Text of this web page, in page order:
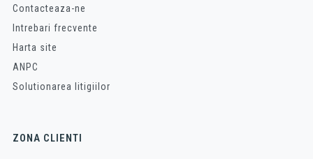
Contacteaza-ne
Intrebari frecvente
Harta site
ANPC
Solutionarea litigiilor
ZONA CLIENTI